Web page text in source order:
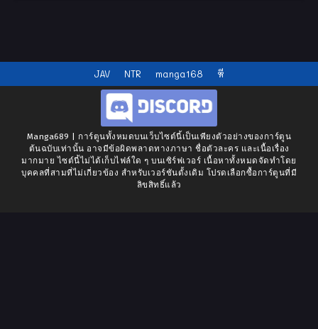
JAV NTR manga168 หี
Manga689 | การ์ตูนทั้งหมดบนเว็บไซต์นี้เป็นเพียงตัวอย่างของการ์ตูน
ต้นฉบับเท่านั้น อาจมีข้อผิดพลาดทางภาษา ชื่อตัวละคร และเนื้อเรื่อง
มากมาย ไซต์นี้ไม่ได้เก็บไฟล์ใด ๆ บนเซิร์ฟเวอร์ เนื้อหาทั้งหมดจัดทำโดย
บุคคลที่สามที่ไม่เกี่ยวข้อง สำหรับเวอร์ชันดั้งเดิม โปรดเลือกซื้อการ์ตูนที่มี
ลิขสิทธิ์แล้ว